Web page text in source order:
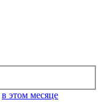
в этом месяце